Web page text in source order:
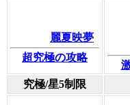
麗夏映夢
超究極の攻略
究極/星5制限